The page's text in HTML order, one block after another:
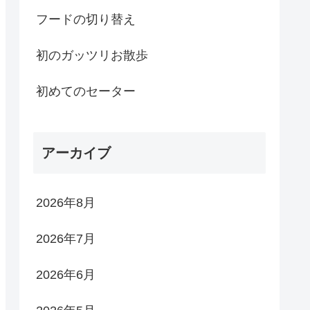
フードの切り替え
初のガッツリお散歩
初めてのセーター
アーカイブ
2026年8月
2026年7月
2026年6月